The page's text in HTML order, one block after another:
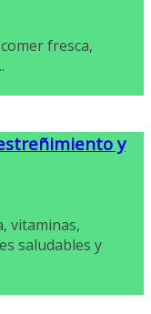
fresca,
y
vitaminas,
saludables y